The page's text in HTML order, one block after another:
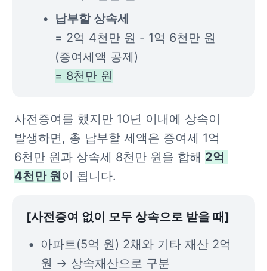
= 2억 4천만 원 - 1억 6천만 원
= 8천만 원
사전증여를 했지만 10년 이내에 상속이
발생하면, 총 납부할 세액은 증여세 1억
6천만 원과 상속세 8천만 원을 합해 2억
4천만 원이 됩니다.
[사전증여 없이 모두 상속으로 받을 때]
아파트(5억 원) 2채와 기타 재산 2억
원 → 상속재산으로 구분